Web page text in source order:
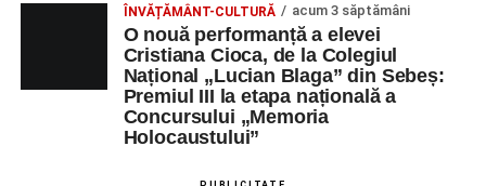
ÎNVĂȚĂMÂNT-CULTURĂ acum 3 săptămâni
O nouă performanță a elevei
Cristiana Cioca, de la Colegiul
Național „Lucian Blaga” din Sebeș:
Premiul III la etapa națională a
Concursului „Memoria
Holocaustului”